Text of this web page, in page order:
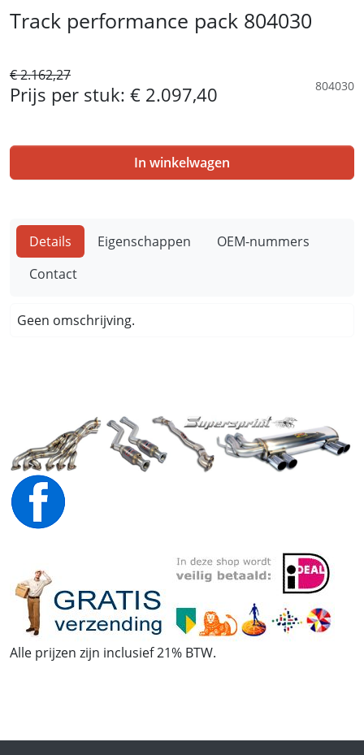
Track performance pack 804030
€ 2.162,27
Prijs per stuk: € 2.097,40 804030
In winkelwagen
Details Eigenschappen
OEM-nummers
Contact
Geen omschrijving.
Alle prijzen zijn inclusief 21% BTW.